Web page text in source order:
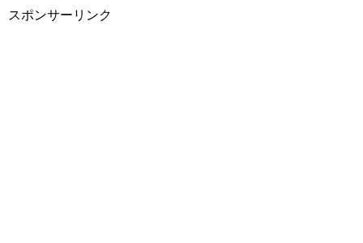
スポンサーリンク